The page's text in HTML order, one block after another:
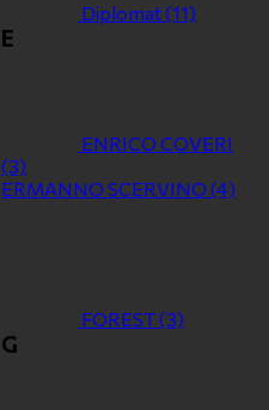
Diplomat(11)
E
ENRICO COVERI
(3)
ERMANNO SCERVINO (4)
FOREST(3)
G